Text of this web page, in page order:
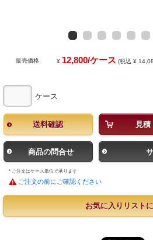
販売価格 ¥ 12,800/ケース (税込 ¥
ケース
送料確認 見
商品の問合せ
* ご注文はケース単位で承ります
ご注文の前にご確認ください
お気に入りリスト